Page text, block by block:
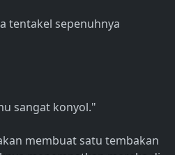
tentakel sepenuhnya
sangat konyol."
membuat satu tembakan